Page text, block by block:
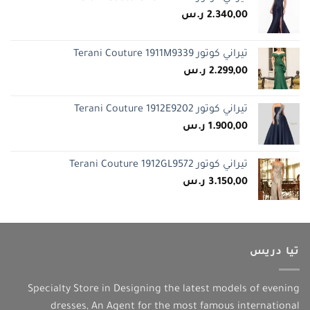
2.340,00 ر.س
تيراني كوتور Terani Couture 1911M9339
2.299,00 ر.س
تيراني كوتور Terani Couture 1912E9202
1.900,00 ر.س
تيراني كوتور Terani Couture 1912GL9572
3.150,00 ر.س
تيا دريس
Specialty Store in Designing the latest models of evening
dresses, An Agent for the most famous international